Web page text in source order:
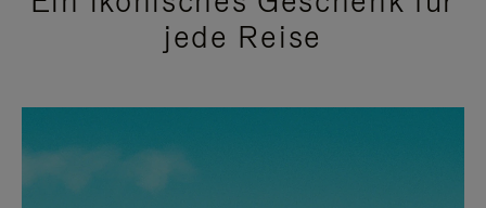
jede Reise